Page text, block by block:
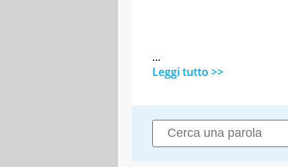
...
Leggi tutto >>